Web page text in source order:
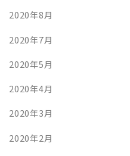
2020年8月
2020年7月
2020年5月
2020年4月
2020年3月
2020年2月